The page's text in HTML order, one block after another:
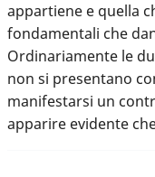
appartiene e quella
fondamentali che
Ordinariamente le
non si presentano
manifestarsi un
apparire evidente